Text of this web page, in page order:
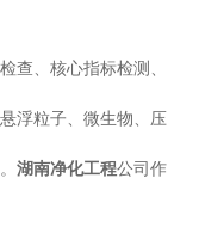
、核心指标检测、
浮粒子、微生物、压
湖南净化工程公司作